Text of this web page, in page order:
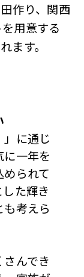
作り、関西
用意する
ます。
」に通じ
一年を
られて
た輝き
考えら
んでき